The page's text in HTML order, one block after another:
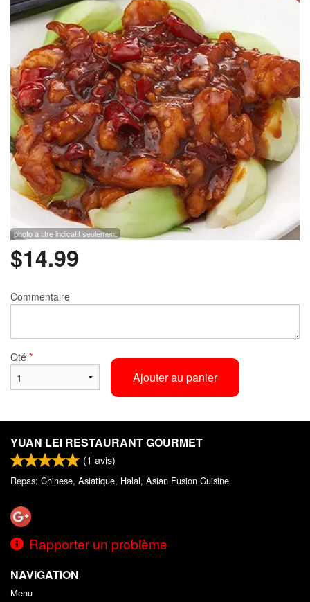
photo à titre indicatif seulement
$14.99
Commentaire
Qté *
Ajouter au panier
YUAN LEI RESTAURANT GOURMET
(1 avis)
Repas: Chinese, Asiatique, Halal, Asian Fusion Cuisine
Rapporter un problème
NAVIGATION
Menu